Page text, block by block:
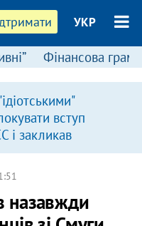
УКР
Фінансова
вступ
і закликав
назавжди